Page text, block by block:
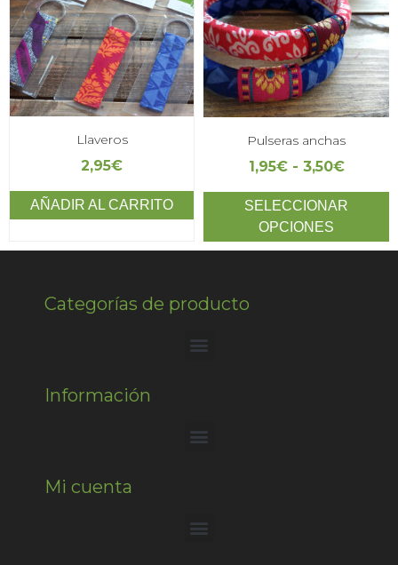
Llaveros
2,95€
AÑADIR AL CARRITO
Pulseras anchas
1,95€ - 3,50€
SELECCIONAR
OPCIONES
Categorías de producto
Información
Mi cuenta